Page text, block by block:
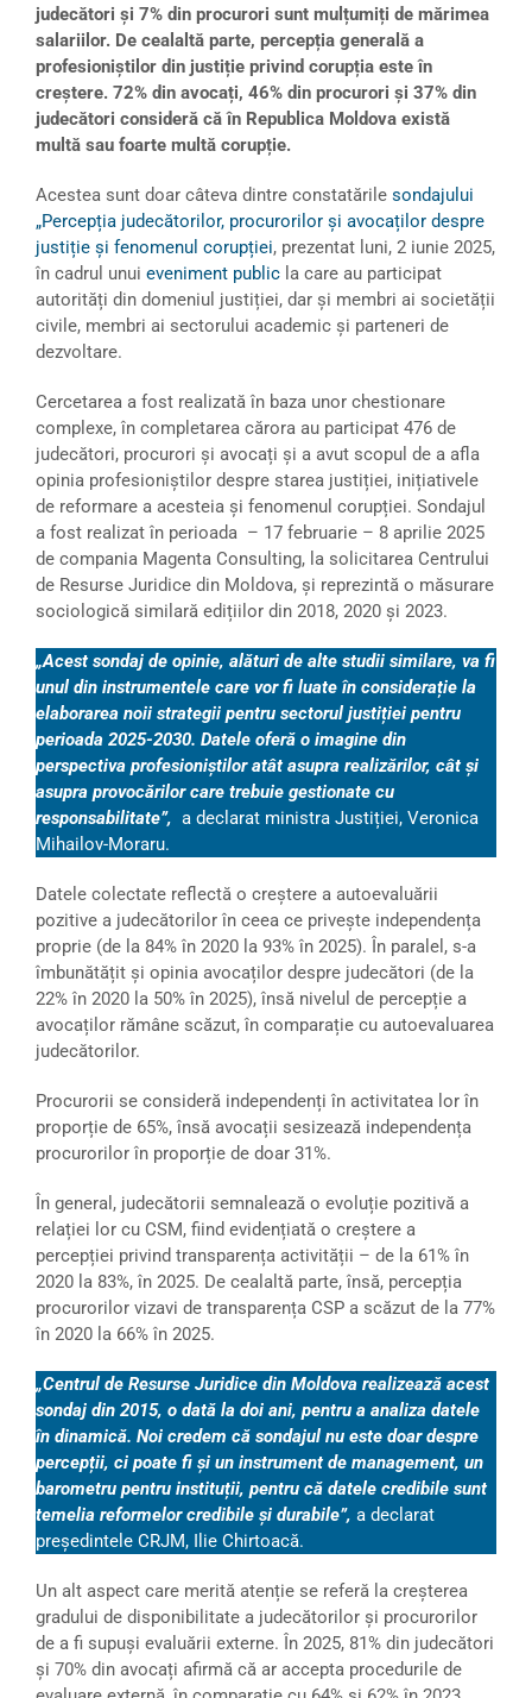
judecători și 7% din procurori sunt mulțumiți de mărimea
salariilor. De cealaltă parte, percepția generală a
profesioniștilor din justiție privind corupția este în
creștere. 72% din avocați, 46% din procurori și 37% din
judecători consideră că în Republica Moldova există
multă sau foarte multă corupție.
Acestea sunt doar câteva dintre constatările sondajului
„Percepția judecătorilor, procurorilor și avocaților despre
justiție și fenomenul corupției, prezentat luni, 2 iunie 2025,
în cadrul unui eveniment public la care au participat
autorități din domeniul justiției, dar și membri ai societății
civile, membri ai sectorului academic și parteneri de
dezvoltare.
Cercetarea a fost realizată în baza unor chestionare
complexe, în completarea cărora au participat 476 de
judecători, procurori și avocați și a avut scopul de a afla
opinia profesioniștilor despre starea justiției, inițiativele
de reformare a acesteia și fenomenul corupției. Sondajul
a fost realizat în perioada – 17 februarie – 8 aprilie 2025
de compania Magenta Consulting, la solicitarea Centrului
de Resurse Juridice din Moldova, și reprezintă o măsurare
sociologică similară edițiilor din 2018, 2020 și 2023.
„Acest sondaj de opinie, alături de alte studii similare, va fi
unul din instrumentele care vor fi luate în considerație la
elaborarea noii strategii pentru sectorul justiției pentru
perioada 2025-2030. Datele oferă o imagine din
perspectiva profesioniștilor atât asupra realizărilor, cât și
asupra provocărilor care trebuie gestionate cu
responsabilitate”, a declarat ministra Justiției, Veronica
Mihailov-Moraru.
Datele colectate reflectă o creștere a autoevaluării
pozitive a judecătorilor în ceea ce privește independența
proprie (de la 84% în 2020 la 93% în 2025). În paralel, s-a
îmbunătățit și opinia avocaților despre judecători (de la
22% în 2020 la 50% în 2025), însă nivelul de percepție a
avocaților rămâne scăzut, în comparație cu autoevaluarea
judecătorilor.
Procurorii se consideră independenți în activitatea lor în
proporție de 65%, însă avocații sesizează independența
procurorilor în proporție de doar 31%.
În general, judecătorii semnalează o evoluție pozitivă a
relației lor cu CSM, fiind evidențiată o creștere a
percepției privind transparența activității – de la 61% în
2020 la 83%, în 2025. De cealaltă parte, însă, percepția
procurorilor vizavi de transparența CSP a scăzut de la 77%
în 2020 la 66% în 2025.
„Centrul de Resurse Juridice din Moldova realizează acest
sondaj din 2015, o dată la doi ani, pentru a analiza datele
în dinamică. Noi credem că sondajul nu este doar despre
percepții, ci poate fi și un instrument de management, un
barometru pentru instituții, pentru că datele credibile sunt
temelia reformelor credibile și durabile”, a declarat
președintele CRJM, Ilie Chirtoacă.
Un alt aspect care merită atenție se referă la creșterea
gradului de disponibilitate a judecătorilor și procurorilor
de a fi supuși evaluării externe. În 2025, 81% din judecători
și 70% din avocați afirmă că ar accepta procedurile de